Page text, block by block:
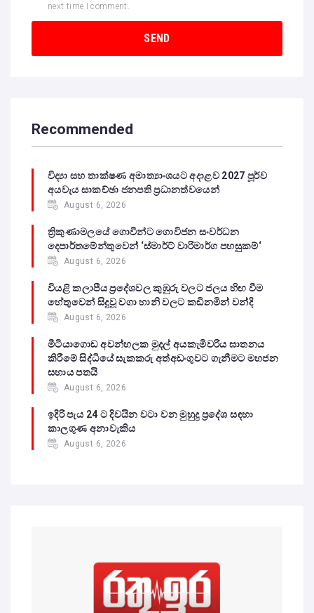
next time I comment.
Recommended
විද්‍යා සහ තාක්ෂණ අමාත්‍යාංශයට අදාළව 2027 පූර්ව
අයවැය සාකච්ඡා ජනපති ප්‍රධානත්වයෙන්
August 6, 2026
ත්‍රිකුණාමලයේ ගොවීන්ට ගොවිජන සංවර්ධන
දෙපාර්තමේන්තුවෙන් ‘ස්මාර්ට් වාරිමාර්ග පහසුකම්‘
August 6, 2026
වියළි කලාපීය ප්‍රදේශවල කුඹුරු වලට ජලය හිඟ වීම
හේතුවෙන් සිදුවූ වගා හානි වලට කඩිනමින් වන්දි
August 6, 2026
මීටියාගොඩ අවන්හලක මුදල් අයකැමිවරිය ඝාතනය
කිරීමේ සිද්ධියේ සැකකරු අත්අඩංගුවට ගැනීමට මහජන
සහාය පතයි
August 6, 2026
ඉදිරි පැය 24 ට දිවයින වටා වන මුහුදු ප්‍රදේශ සඳහා
කාලගුණ අනාවැකිය
August 6, 2026